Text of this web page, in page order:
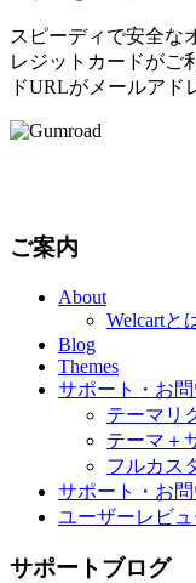
スピーディで安全な
レジットカードがご
ドURLがメールアド
ご案内
About
Welcartと
Blog
Themes
サポート・お
テーマリ
テーマ＋
フルカス
サポート・お
ユーザーレビュ
サポートブログ